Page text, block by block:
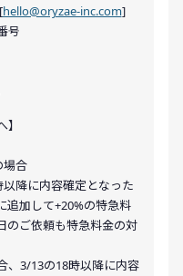
hello@oryzae-inc.com]
号
場合
降に内容確定となった
追加して+20%の特急料
のご依頼も特急料金の対
、3/13の18時以降に内容